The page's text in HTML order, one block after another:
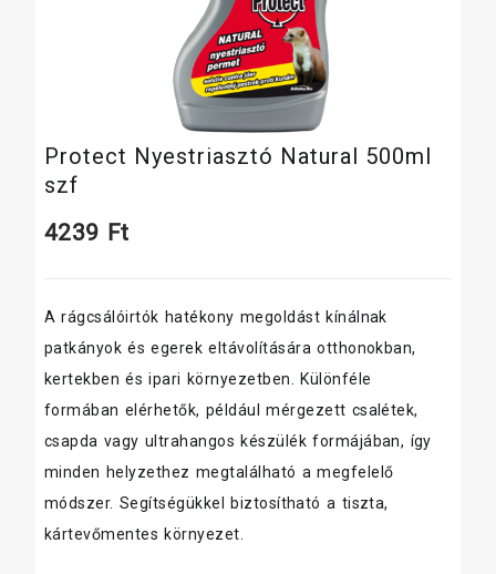
Protect Nyestriasztó Natural 500ml
szf
4239 Ft
A rágcsálóirtók hatékony megoldást kínálnak
patkányok és egerek eltávolítására otthonokban,
kertekben és ipari környezetben. Különféle
formában elérhetők, például mérgezett csalétek,
csapda vagy ultrahangos készülék formájában, így
minden helyzethez megtalálható a megfelelő
módszer. Segítségükkel biztosítható a tiszta,
kártevőmentes környezet.